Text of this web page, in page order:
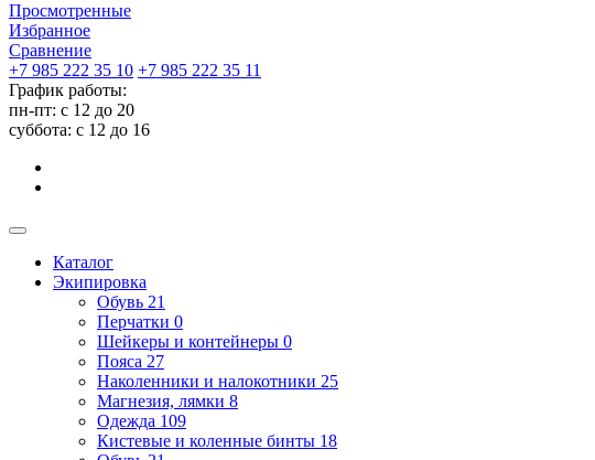
Просмотренные
Избранное
Сравнение
+7 985 222 35 10 +7 985 222 35 11
График работы:
пн-пт: с 12 до 20
суббота: c 12 до 16
Каталог
Экипировка
Обувь 21
Перчатки 0
Шейкеры и контейнеры 0
Пояса 27
Наколенники и налокотники 25
Магнезия, лямки 8
Одежда 109
Кистевые и коленные бинты 18